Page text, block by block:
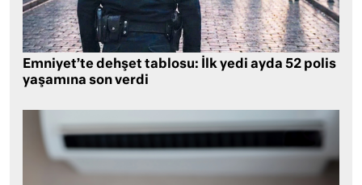
Emniyet’te dehşet tablosu: İlk yedi ayda 52 polis
yaşamına son verdi